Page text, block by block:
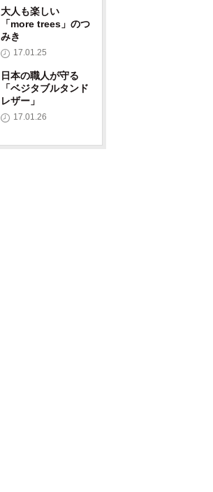
大人も楽しい
「more trees」のつ
みき
17.01.25
日本の職人が守る
「ベジタブルタンド
レザー」
17.01.26